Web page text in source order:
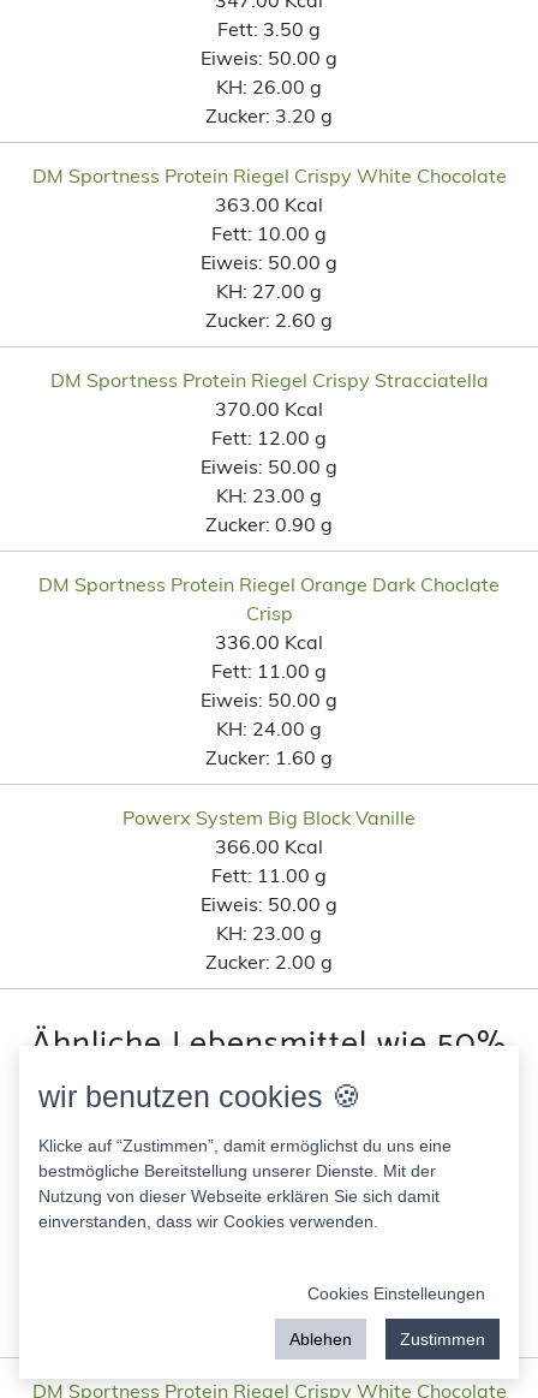
Fett: 3.50 g
Eiweis: 50.00 g
KH: 26.00 g
Zucker: 3.20 g
DM Sportness Protein Riegel Crispy White Chocolate
363.00 Kcal
Fett: 10.00 g
Eiweis: 50.00 g
KH: 27.00 g
Zucker: 2.60 g
DM Sportness Protein Riegel Crispy Stracciatella
370.00 Kcal
Fett: 12.00 g
Eiweis: 50.00 g
KH: 23.00 g
Zucker: 0.90 g
DM Sportness Protein Riegel Orange Dark Choclate
Crisp
336.00 Kcal
Fett: 11.00 g
Eiweis: 50.00 g
KH: 24.00 g
Zucker: 1.60 g
Powerx System Big Block Vanille
366.00 Kcal
Fett: 11.00 g
Eiweis: 50.00 g
KH: 23.00 g
Zucker: 2.00 g
Ähnliche Lebensmittel wie 50%
Protein Bar Schoko Crisp nach
Kohlenhydratanteil
More Protein Porridge (Pulver)
347.00 Kcal
26.00 g
3.20 g
DM Sportness Protein Riegel Crispy White Chocolate
wir benutzen cookies 🍪
Klicke auf “Zustimmen”, damit ermöglichst du uns eine
bestmögliche Bereitstellung unserer Dienste. Mit der
Nutzung von dieser Webseite erklären Sie sich damit
einverstanden, dass wir Cookies verwenden.
Cookies Einstelleungen
Ablehen Zustimmen